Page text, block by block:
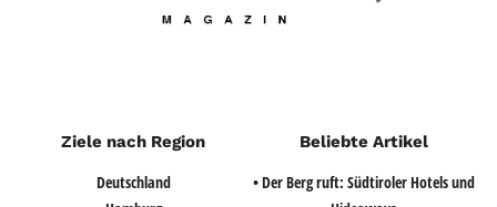
Ziele nach Region
Deutschland
Beliebte Artikel
• Der Berg ruft: Südtiroler Hotels und